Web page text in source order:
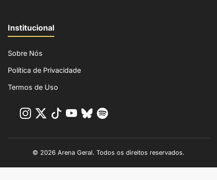
Institucional
Sobre Nós
Política de Privacidade
Termos de Uso
© 2026 Arena Geral. Todos os direitos reservados.